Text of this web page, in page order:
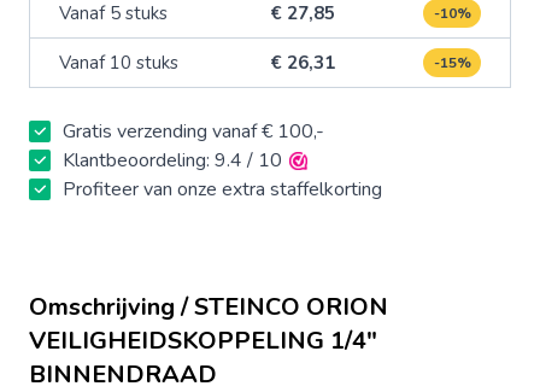
Vanaf 5 stuks € 27,85 -10%
Vanaf 10 stuks € 26,31 -15%
Gratis verzending vanaf € 100,-
Klantbeoordeling: 9.4 / 10
Profiteer van onze extra staffelkorting
Omschrijving / STEINCO ORION
VEILIGHEIDSKOPPELING 1/4"
BINNENDRAAD